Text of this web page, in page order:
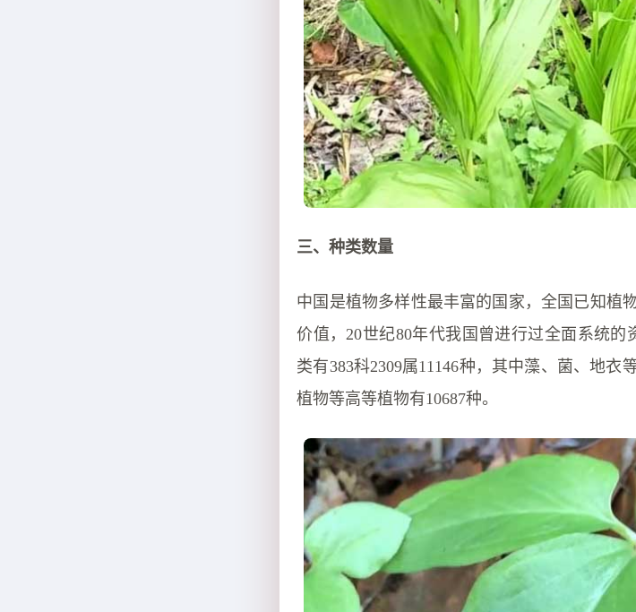
三、种类数量
中国是植物多样性最丰富的国家，全国已知植
价值，20世纪80年代我国曾进行过全面系统
类有383科2309属11146种，其中藻、菌、地衣
植物等高等植物有10687种。